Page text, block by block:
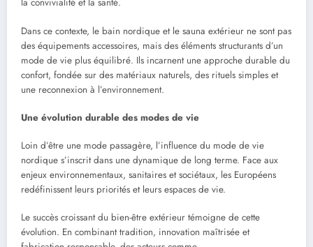
la convivialité et la santé.
Dans ce contexte, le bain nordique et le sauna extérieur ne sont pas
des équipements accessoires, mais des éléments structurants d’un
mode de vie plus équilibré. Ils incarnent une approche durable du
confort, fondée sur des matériaux naturels, des rituels simples et
une reconnexion à l’environnement.
Une évolution durable des modes de vie
Loin d’être une mode passagère, l’influence du mode de vie
nordique s’inscrit dans une dynamique de long terme. Face aux
enjeux environnementaux, sanitaires et sociétaux, les Européens
redéfinissent leurs priorités et leurs espaces de vie.
Le succès croissant du bien-être extérieur témoigne de cette
évolution. En combinant tradition, innovation maîtrisée et